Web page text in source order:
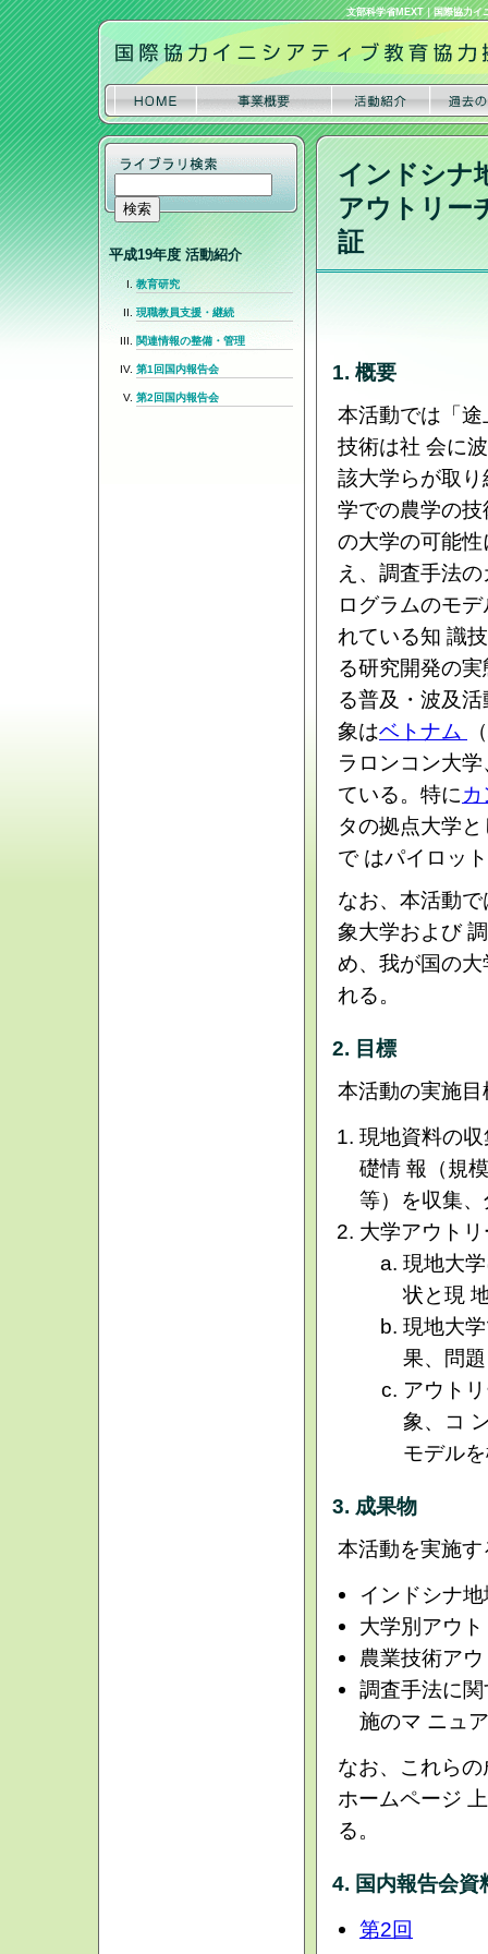
文部科学省MEXT｜国際協力イ
平成19年度 活動紹介
教育研究
現職教員支援・継続
関連情報の整備・管理
第1回国内報告会
第2回国内報告会
インドシナ
アウトリー
証
1. 概要
本活動では「
技術は社 会に
該大学らが取
学での農学の
の大学の可能
え、調査手法
ログラムのモ
れている知 識
る研究開発の
る普及・波及
象はベトナム
（
ラロンコン大学
ている。特に
タの拠点大学
で はパイロッ
なお、本活動で
象大学および
め、我が国の
れる。
2. 目標
本活動の実施
現地資料の
礎情 報（規
等）を収集
大学アウト
現地大
状と現
現地大
果、問
アウト
象、コ
モデル
3. 成果物
本活動を実施
インドシナ
大学別アウ
農業技術ア
調査手法に
施のマ ニュ
なお、これら
ホームページ
る。
4. 国内報告会資
第2回